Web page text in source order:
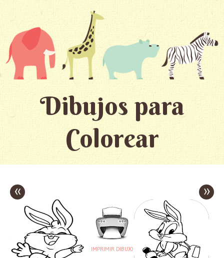
Dibujos para
Colorear
«
IMPRIMIR DIBUJO
»